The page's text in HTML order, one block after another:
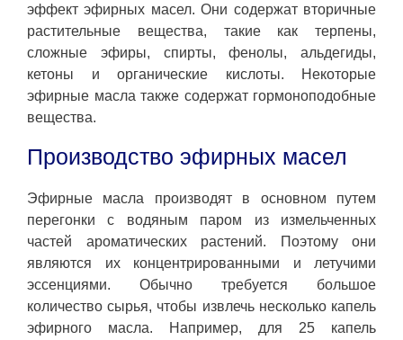
эффект эфирных масел. Они содержат вторичные
растительные вещества, такие как терпены,
сложные эфиры, спирты, фенолы, альдегиды,
кетоны и органические кислоты. Некоторые
эфирные масла также содержат гормоноподобные
вещества.
Производство эфирных масел
Эфирные масла производят в основном путем
перегонки с водяным паром из измельченных
частей ароматических растений. Поэтому они
являются их концентрированными и летучими
эссенциями. Обычно требуется большое
количество сырья, чтобы извлечь несколько капель
эфирного масла. Например, для 25 капель